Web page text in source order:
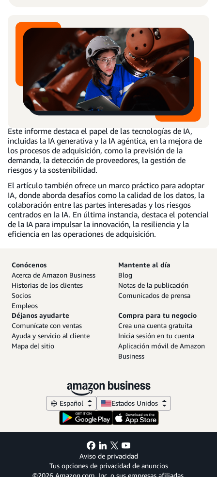
Este informe destaca el papel de las tecnologías de IA,
incluidas la IA generativa y la IA agéntica, en la mejora de
los procesos de adquisición, como la previsión de la
demanda, la detección de proveedores, la gestión de
riesgos y la sostenibilidad.
El artículo también ofrece un marco práctico para adoptar
IA, donde aborda desafíos como la calidad de los datos, la
colaboración entre las partes interesadas y los riesgos
centrados en la IA. En última instancia, destaca el potencial
de la IA para impulsar la innovación, la resiliencia y la
eficiencia en las operaciones de adquisición.
Conócenos
Acerca de Amazon Business
Historias de los clientes
Socios
Empleos
Mantente al día
Blog
Notas de la publicación
Comunicados de prensa
Déjanos ayudarte
Comunícate con ventas
Ayuda y servicio al cliente
Mapa del sitio
Compra para tu negocio
Crea una cuenta gratuita
Inicia sesión en tu cuenta
Aplicación móvil de Amazon
Business
Español Estados Unidos
Aviso de privacidad
Tus opciones de privacidad de anuncios